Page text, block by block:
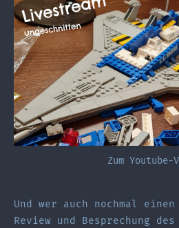
Zum Youtube-
Und wer auch nochmal einen
Review und Besprechung